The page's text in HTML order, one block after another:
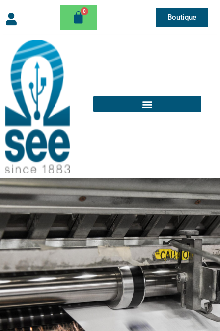
Boutique